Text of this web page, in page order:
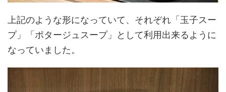
上記のような形になっていて、それぞれ「玉子スー
プ」「ポタージュスープ」として利用出来るように
なっていました。